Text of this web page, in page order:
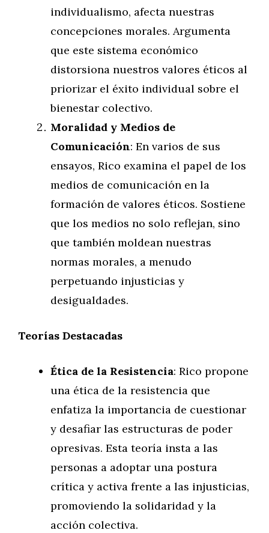
individualismo, afecta nuestras
concepciones morales. Argumenta
que este sistema económico
distorsiona nuestros valores éticos al
priorizar el éxito individual sobre el
bienestar colectivo.
Moralidad y Medios de
Comunicación: En varios de sus
ensayos, Rico examina el papel de los
medios de comunicación en la
formación de valores éticos. Sostiene
que los medios no solo reflejan, sino
que también moldean nuestras
normas morales, a menudo
perpetuando injusticias y
desigualdades.
Teorías Destacadas
Ética de la Resistencia: Rico propone
una ética de la resistencia que
enfatiza la importancia de cuestionar
y desafiar las estructuras de poder
opresivas. Esta teoría insta a las
personas a adoptar una postura
crítica y activa frente a las injusticias,
promoviendo la solidaridad y la
acción colectiva.